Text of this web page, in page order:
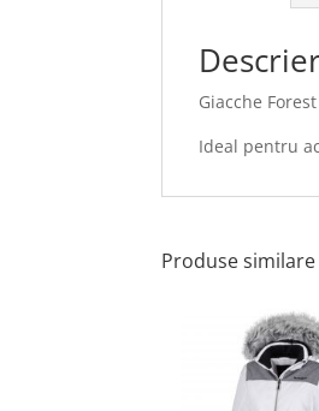
Giacche Forest
Ideal pentru
Produse similare